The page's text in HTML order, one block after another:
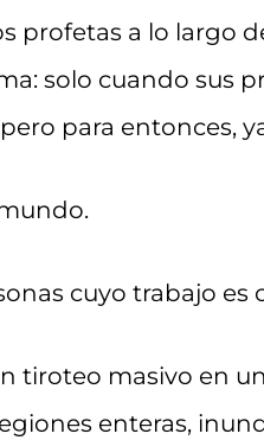
profetas a lo largo
solo cuando sus
para entonces,
cuyo trabajo es
tiroteo masivo en
enteras,